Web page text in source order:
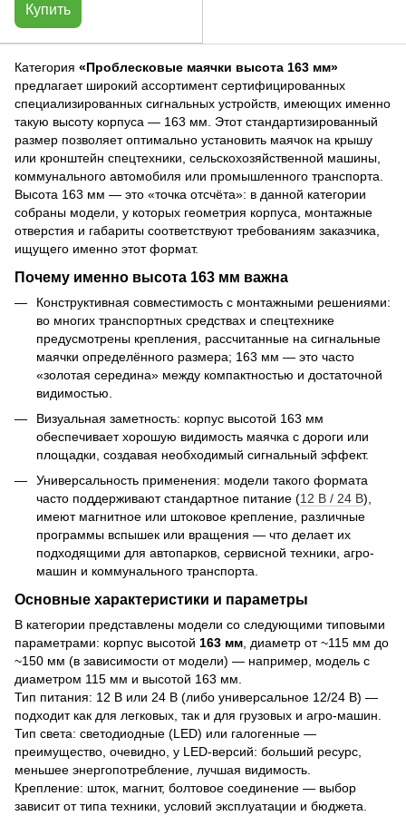
Купить
Категория «Проблесковые маячки высота 163 мм»
предлагает широкий ассортимент сертифицированных
специализированных сигнальных устройств, имеющих именно
такую высоту корпуса — 163 мм. Этот стандартизированный
размер позволяет оптимально установить маячок на крышу
или кронштейн спецтехники, сельскохозяйственной машины,
коммунального автомобиля или промышленного транспорта.
Высота 163 мм — это «точка отсчёта»: в данной категории
собраны модели, у которых геометрия корпуса, монтажные
отверстия и габариты соответствуют требованиям заказчика,
ищущего именно этот формат.
Почему именно высота 163 мм важна
Конструктивная совместимость с монтажными решениями:
во многих транспортных средствах и спецтехнике
предусмотрены крепления, рассчитанные на сигнальные
маячки определённого размера; 163 мм — это часто
«золотая середина» между компактностью и достаточной
видимостью.
Визуальная заметность: корпус высотой 163 мм
обеспечивает хорошую видимость маячка с дороги или
площадки, создавая необходимый сигнальный эффект.
Универсальность применения: модели такого формата
часто поддерживают стандартное питание (12 В / 24 В),
имеют магнитное или штоковое крепление, различные
программы вспышек или вращения — что делает их
подходящими для автопарков, сервисной техники, агро-
машин и коммунального транспорта.
Основные характеристики и параметры
В категории представлены модели со следующими типовыми
параметрами: корпус высотой 163 мм , диаметр от ~115 мм до
~150 мм (в зависимости от модели) — например, модель с
диаметром 115 мм и высотой 163 мм.
Тип питания: 12 В или 24 В (либо универсальное 12/24 В) —
подходит как для легковых, так и для грузовых и агро-машин.
Тип света: светодиодные (LED) или галогенные —
преимущество, очевидно, у LED-версий: больший ресурс,
меньшее энергопотребление, лучшая видимость.
Крепление: шток, магнит, болтовое соединение — выбор
зависит от типа техники, условий эксплуатации и бюджета.